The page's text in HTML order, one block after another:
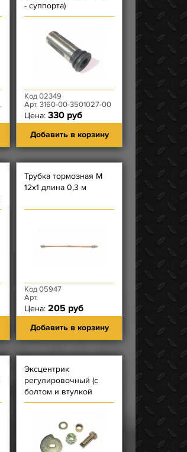
- суппорта)
компенсирующая (БЕЗ
ОКРУЖНОСТИ)
Код 02349
Арт. 3160-00-3501027-00
Цена: 330 руб
Добавить в корзину
Трубка тормозная М
12х1 длина 0,3 м
Код 05947
Арт.
Цена: 205 руб
Добавить в корзину
Эксцентрик
регулировочный (с
болтом и втулкой
регулировочными,
эксцентрика)